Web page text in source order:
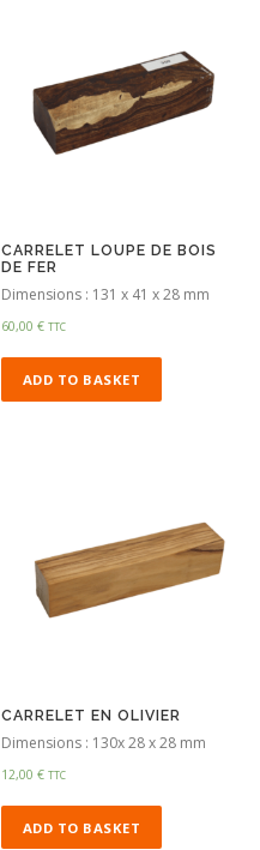
CARRELET LOUPE DE BOIS
DE FER
Dimensions : 131 x 41 x 28 mm
60,00€ TTC
ADD TO BASKET
CARRELET EN OLIVIER
Dimensions : 130x 28 x 28 mm
12,00€ TTC
ADD TO BASKET